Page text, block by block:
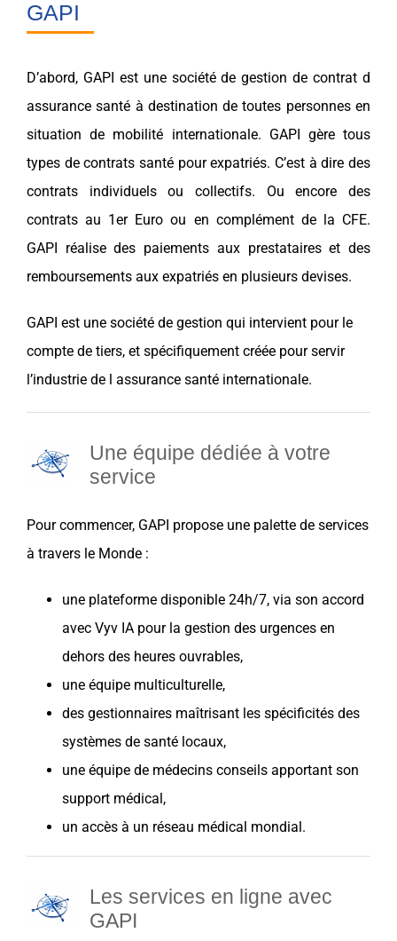
GAPI
D’abord, GAPI est une société degestion de contrat d
assurance santé à destination de toutes personnes en
situation de mobilité internationale. GAPI gère tous
types decontrats santé pourexpatriés. C’est à dire des
contrats individuelsoucollectifs. Ou encore des
contrats au 1er Euro ou en complémentde la CFE.
GAPI réalise des paiements aux prestataires et des
remboursements aux expatriés en plusieurs devises.
GAPI est une société de gestion qui intervient pour le
compte de tiers, et spécifiquement créée pour servir
l’industrie de l assurance santé internationale.
Une équipe dédiée à votre
service
Pour commencer, GAPI propose une palette de services
à travers le Monde :
une plateforme disponible 24h/7, via son accord
avec Vyv IA pour la gestion des urgences en
dehors des heures ouvrables,
une équipe multiculturelle,
des gestionnaires maîtrisant les spécificités des
systèmes de santé locaux,
une équipe de médecins conseils apportant son
support médical,
un accès à un réseau médical mondial.
Les services en ligne avec
GAPI